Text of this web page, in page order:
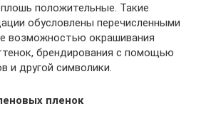
положительные. Такие
обусловлены перечисленными
возможностью окрашивания
брендирования с помощью
и другой символики.
пленок